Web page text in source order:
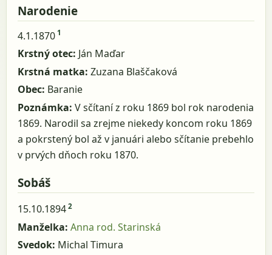
Narodenie
4.1.1870 1
Krstný otec: Ján Maďar
Krstná matka: Zuzana Blaščaková
Obec: Baranie
Poznámka: V sčítaní z roku 1869 bol rok narodenia
1869. Narodil sa zrejme niekedy koncom roku 1869
a pokrstený bol až v januári alebo sčítanie prebehlo
v prvých dňoch roku 1870.
Sobáš
15.10.1894 2
Manželka: Anna rod. Starinská
Svedok: Michal Timura